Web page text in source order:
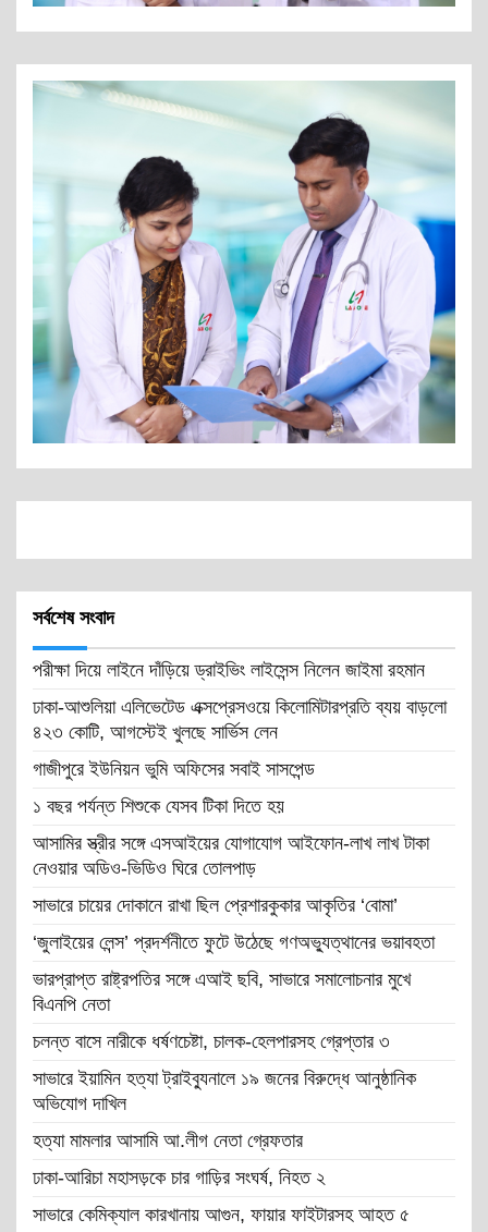
সর্বশেষ সংবাদ
পরীক্ষা দিয়ে লাইনে দাঁড়িয়ে ড্রাইভিং লাইসেন্স নিলেন জাইমা রহমান
ঢাকা-আশুলিয়া এলিভেটেড এক্সপ্রেসওয়ে কিলোমিটারপ্রতি ব্যয় বাড়লো
৪২৩ কোটি, আগস্টেই খুলছে সার্ভিস লেন
গাজীপুরে ইউনিয়ন ভুমি অফিসের সবাই সাসপেন্ড
১ বছর পর্যন্ত শিশুকে যেসব টিকা দিতে হয়
আসামির স্ত্রীর সঙ্গে এসআইয়ের যোগাযোগ আইফোন-লাখ লাখ টাকা
নেওয়ার অডিও-ভিডিও ঘিরে তোলপাড়
সাভারে চায়ের দোকানে রাখা ছিল প্রেশারকুকার আকৃতির ‘বোমা’
‘জুলাইয়ের লেন্স’ প্রদর্শনীতে ফুটে উঠেছে গণঅভ্যুত্থানের ভয়াবহতা
ভারপ্রাপ্ত রাষ্ট্রপতির সঙ্গে এআই ছবি, সাভারে সমালোচনার মুখে
বিএনপি নেতা
চলন্ত বাসে নারীকে ধর্ষণচেষ্টা, চালক-হেলপারসহ গ্রেপ্তার ৩
সাভারে ইয়ামিন হত্যা ট্রাইব্যুনালে ১৯ জনের বিরুদ্ধে আনুষ্ঠানিক
অভিযোগ দাখিল
হত্যা মামলার আসামি আ.লীগ নেতা গ্রেফতার
ঢাকা-আরিচা মহাসড়কে চার গাড়ির সংঘর্ষ, নিহত ২
সাভারে কেমিক্যাল কারখানায় আগুন, ফায়ার ফাইটারসহ আহত ৫